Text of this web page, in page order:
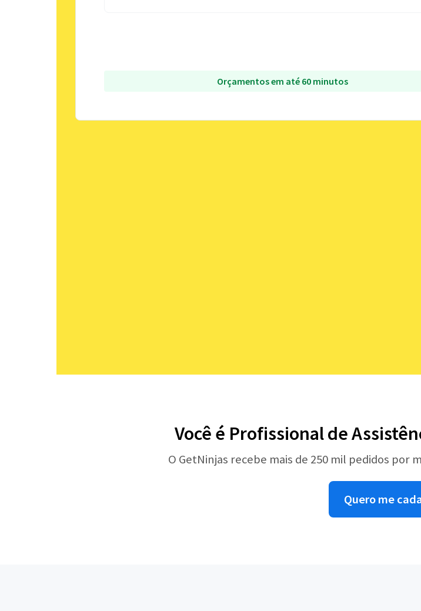
Orçamentos em até 60 minutos
Você é Profissional de
O GetNinjas recebe mais de 250 mil pedidos por
Quero me